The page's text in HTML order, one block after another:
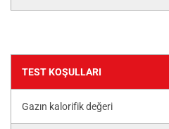
TEST KOŞULLARI
Gazın kalorifik değeri